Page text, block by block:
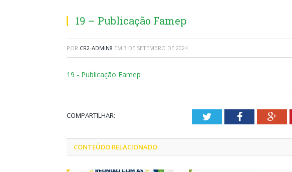
19 – Publicação Famep
POR CR2-ADMIN8 EM 3 DE SETEMBRO DE 2024
19 - Publicação Famep
COMPARTILHAR: TwitterFacebook
CONTEÚDO RELACIONADO